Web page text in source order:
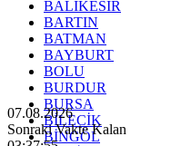
BALIKESİR
BARTIN
BATMAN
BAYBURT
BOLU
BURDUR
BURSA
BİLECİK
BİNGÖL
07.08.2026
Sonraki Vakte Kalan